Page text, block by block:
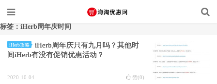
标签：iHerb周年庆时间
iHerb攻略
iHerb周年庆只有九月吗？其他时
间iHerb有没有促销优惠活动？
2020-10-04 赞(0)